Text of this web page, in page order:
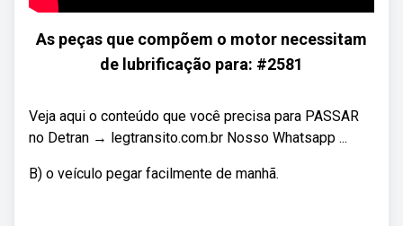
As peças que compõem o motor necessitam
de lubrificação para: #2581
Veja aqui o conteúdo que você precisa para PASSAR
no Detran → legtransito.com.br Nosso Whatsapp ...
B) o veículo pegar facilmente de manhã.